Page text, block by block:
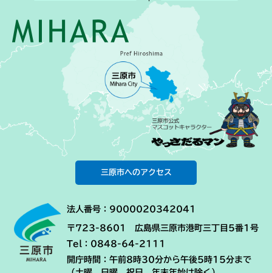
三原市へのアクセス
法人番号：9000020342041
〒723-8601 広島県三原市港町三丁目5番1号
Tel：0848-64-2111
開庁時間：午前8時30分から午後5時15分まで